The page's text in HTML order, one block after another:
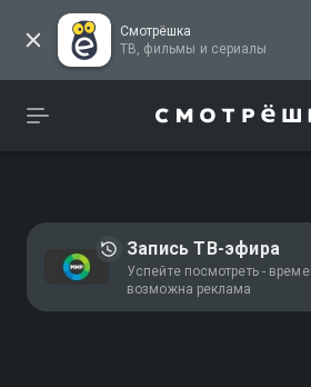
Смотрёшка
ТВ, фильмы и сериалы
Запись ТВ-эфира
Успейте посмотреть -
возможна реклама